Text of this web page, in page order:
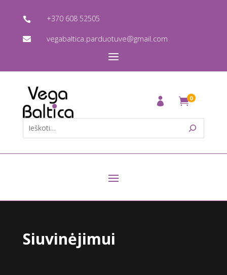
 +370 608 52505
 vegabaltica.parduotuve@gmail.com
0
Siuvinėjimui